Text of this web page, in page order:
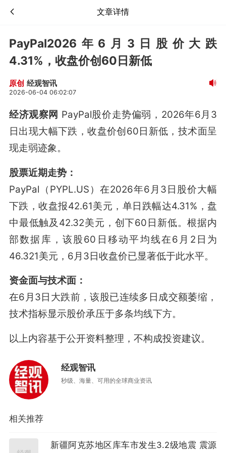
文章详情
PayPal2026年6月3日股价大跌
4.31%，收盘价创60日新低
原创 经观智讯
2026-06-04 06:02:07
经济观察网 PayPal股价走势偏弱，2026年6月3
日出现大幅下跌，收盘价创60日新低，技术面呈
现走弱迹象。
股票近期走势：
PayPal（PYPL.US）在2026年6月3日股价大幅
下跌，收盘报42.61美元，单日跌幅达4.31%，盘
中最低触及42.32美元，创下60日新低。根据内
部数据库，该股60日移动平均线在6月2日为
46.321美元，6月3日收盘价已显著低于此水平。
资金面与技术面：
在6月3日大跌前，该股已连续多日成交额萎缩，
技术指标显示股价承压于多条均线下方。
以上内容基于公开资料整理，不构成投资建议。
经观智讯
秒级、海量、可用的全球商业资讯
相关推荐
新疆阿克苏地区库车市发生3.2级地震 震源